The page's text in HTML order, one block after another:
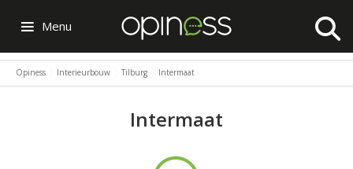
Menu
Opiness Interieurbouw Tilburg Intermaat
Intermaat